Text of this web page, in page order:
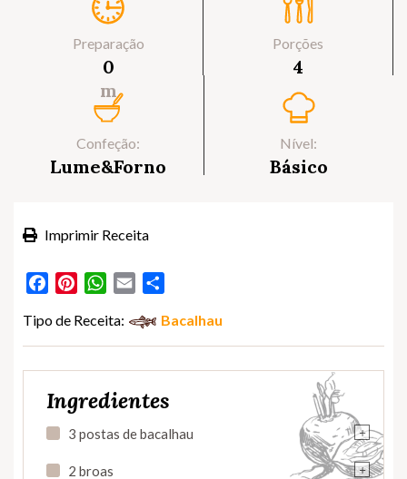
Preparação
0
m
Porções
4
Confeção:
Lume&Forno
Nível:
Básico
Imprimir Receita
FacebookPinterestWhatsApp
Email
Tipo de Receita: Bacalhau
Ingredientes
+
3 postas de bacalhau
+
2 broas